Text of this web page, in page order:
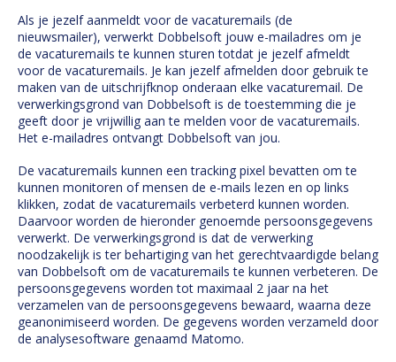
Als je jezelf aanmeldt voor de vacaturemails (de
nieuwsmailer), verwerkt Dobbelsoft jouw e-mailadres om je
de vacaturemails te kunnen sturen totdat je jezelf afmeldt
voor de vacaturemails. Je kan jezelf afmelden door gebruik te
maken van de uitschrijfknop onderaan elke vacaturemail. De
verwerkingsgrond van Dobbelsoft is de toestemming die je
geeft door je vrijwillig aan te melden voor de vacaturemails.
Het e-mailadres ontvangt Dobbelsoft van jou.
De vacaturemails kunnen een tracking pixel bevatten om te
kunnen monitoren of mensen de e-mails lezen en op links
klikken, zodat de vacaturemails verbeterd kunnen worden.
Daarvoor worden de hieronder genoemde persoonsgegevens
verwerkt. De verwerkingsgrond is dat de verwerking
noodzakelijk is ter behartiging van het gerechtvaardigde belang
van Dobbelsoft om de vacaturemails te kunnen verbeteren. De
persoonsgegevens worden tot maximaal 2 jaar na het
verzamelen van de persoonsgegevens bewaard, waarna deze
geanonimiseerd worden. De gegevens worden verzameld door
de analysesoftware genaamd Matomo.